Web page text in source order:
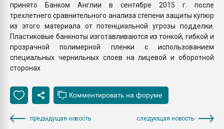
принято Банком Англии в сентябре 2015 г. после
трехлетнего сравнительного анализа степени защиты купюр
из этого материала от потенциальной угрозы подделки.
Пластиковые банкноты изготавливаются из тонкой, гибкой и
прозрачной полимерной пленки с использованием
специальных чернильных слоев на лицевой и оборотной
сторонах
предыдущая новость следующая новость